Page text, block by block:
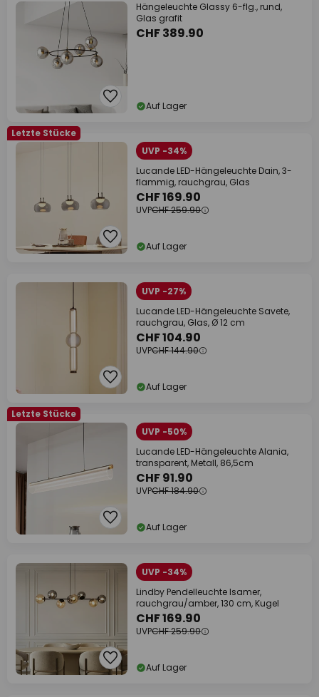
Hängeleuchte Glassy 6-flg., rund,
Glas grafit
CHF 389.90
Auf Lager
Letzte Stücke
UVP -34%
Lucande LED-Hängeleuchte Dain, 3-
flammig, rauchgrau, Glas
CHF 169.90
UVPCHF 259.90
Auf Lager
UVP -27%
Lucande LED-Hängeleuchte Savete,
rauchgrau, Glas, Ø 12 cm
CHF 104.90
UVPCHF 144.90
Auf Lager
Letzte Stücke
UVP -50%
Lucande LED-Hängeleuchte Alania,
transparent, Metall, 86,5cm
CHF 91.90
UVPCHF 184.90
Auf Lager
UVP -34%
Lindby Pendelleuchte Isamer,
rauchgrau/amber, 130 cm, Kugel
CHF 169.90
UVPCHF 259.90
Auf Lager